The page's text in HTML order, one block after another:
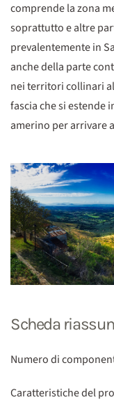
comprende la zona
soprattutto e altre
prevalentemente in
anche della parte
nei territori collinari
fascia che si estende
amerino per arrivare
Scheda
Numero di
Caratteristiche del